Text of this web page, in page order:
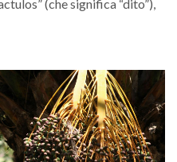
(che significa “dito”),